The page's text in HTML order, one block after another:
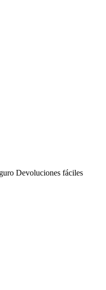
Devoluciones fáciles